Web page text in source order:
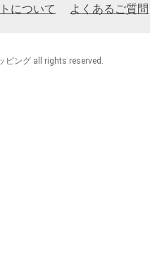
について よくあるご質問
ピング all rights reserved.